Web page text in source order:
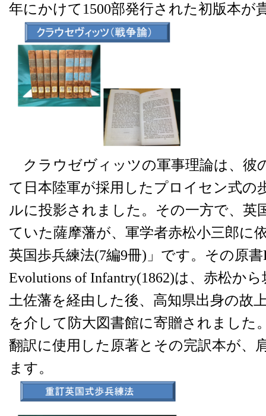
年にかけて1500部発行された初版本が
クラウゼヴィッツの軍事理論は、彼
て日本陸軍が採用したプロイセン式の
ルに投影されました。その一方で、英
ていた薩摩藩が、軍学者赤松小三郎に
英国歩兵練法(7編9冊)」です。その原書
Evolutions of Infantry(1862)は、赤松か
土佐藩を経由した後、高知県出身の故
を介して防大図書館に寄贈されました
翻訳に使用した原著とその完訳本が、
ます。